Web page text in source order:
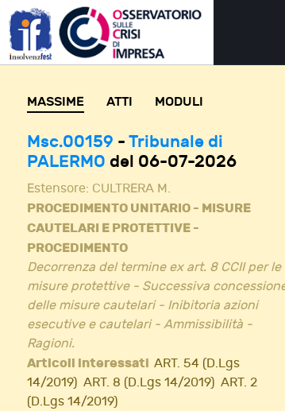
MASSIME ATTI MODULI
Msc.00159 - Tribunale di
PALERMO del 06-07-2026
Estensore: CULTRERA M.
PROCEDIMENTO UNITARIO - MISURE
CAUTELARI E PROTETTIVE -
PROCEDIMENTO
Decorrenza del termine ex art. 8 CCII per le
misure protettive - Successiva
delle misure cautelari - Inibitoria azioni
esecutive e cautelari - Ammissibilità -
Ragioni.
Articoli interessati ART. 54 (D.Lgs
14/2019) ART. 8 (D.Lgs 14/2019) ART. 2
(D.Lgs 14/2019)